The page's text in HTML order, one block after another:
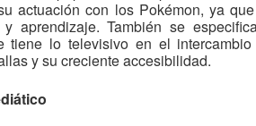
actuación con los Pokémon, ya
aprendizaje. También se
tiene lo televisivo en el
y su creciente accesibilidad.